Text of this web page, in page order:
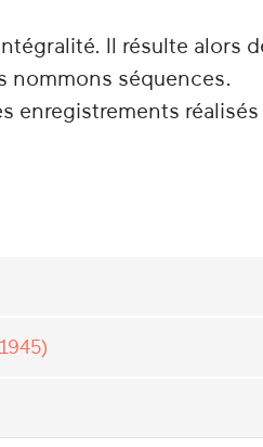
Il résulte alors
nommons séquences.
enregistrements réalisés